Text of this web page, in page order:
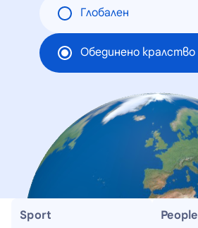
Глобален
Обединено кралство
Sport People